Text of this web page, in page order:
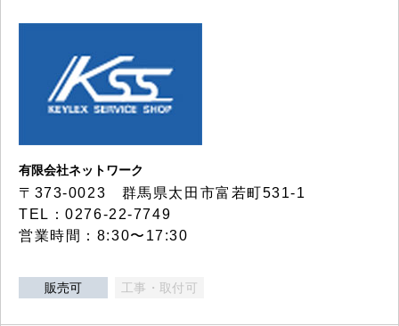
有限会社ネットワーク
〒373-0023 群馬県太田市富若町531-1
TEL：0276-22-7749
営業時間：8:30〜17:30
販売可 工事・取付可